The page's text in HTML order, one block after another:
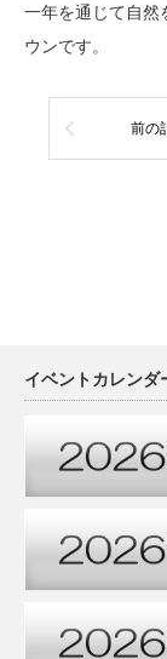
一年を通じて自然
ウンです。
前の
イベントカレンダ